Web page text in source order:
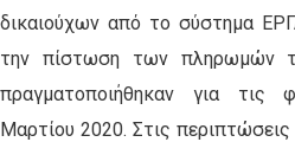
δικαιούχων από το σύστημα
την πίστωση των πληρωμών
πραγματοποιήθηκαν για τις
Μαρτίου 2020. Στις